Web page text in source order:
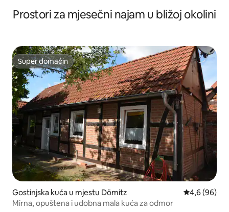
Prostori za mjesečni najam u bližoj okolini
Super domaćin
Super domaćin
Gostinjska kuća u mjestu Dömitz prosječna
4,6 (96)
Mirna, opuštena i udobna mala kuća za odmor